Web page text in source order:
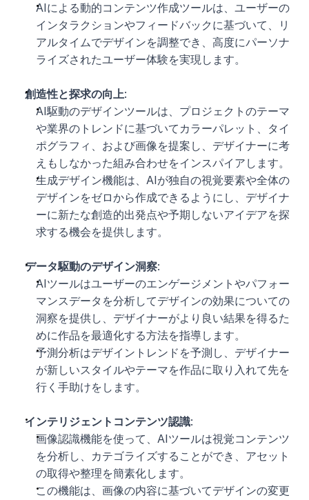
AIによる動的コンテンツ作成ツールは、ユーザーの
インタラクションやフィードバックに基づいて、リ
アルタイムでデザインを調整でき、高度にパーソナ
ライズされたユーザー体験を実現します。
創造性と探求の向上:
AI駆動のデザインツールは、プロジェクトのテーマ
や業界のトレンドに基づいてカラーパレット、タイ
ポグラフィ、および画像を提案し、デザイナーに考
えもしなかった組み合わせをインスパイアします。
生成デザイン機能は、AIが独自の視覚要素や全体の
デザインをゼロから作成できるようにし、デザイナ
ーに新たな創造的出発点や予期しないアイデアを探
求する機会を提供します。
データ駆動のデザイン洞察:
AIツールはユーザーのエンゲージメントやパフォー
マンスデータを分析してデザインの効果についての
洞察を提供し、デザイナーがより良い結果を得るた
めに作品を最適化する方法を指導します。
予測分析はデザイントレンドを予測し、デザイナー
が新しいスタイルやテーマを作品に取り入れて先を
行く手助けをします。
インテリジェントコンテンツ認識:
画像認識機能を使って、AIツールは視覚コンテンツ
を分析し、カテゴライズすることができ、アセット
の取得や整理を簡素化します。
この機能は、画像の内容に基づいてデザインの変更